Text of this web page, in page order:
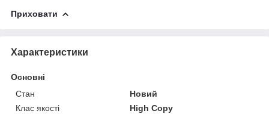
Приховати
Характеристики
Основні
Стан
Новий
Клас якості
High Copy